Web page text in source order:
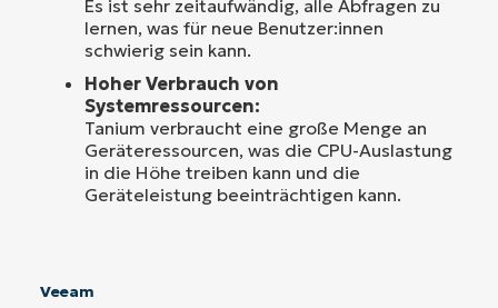
Es ist sehr zeitaufwändig, alle Abfragen zu
lernen, was für neue Benutzer:innen
schwierig sein kann.
Hoher Verbrauch von
Systemressourcen:
Tanium verbraucht eine große Menge an
Geräteressourcen, was die CPU-Auslastung
in die Höhe treiben kann und die
Geräteleistung beeinträchtigen kann.
Veeam